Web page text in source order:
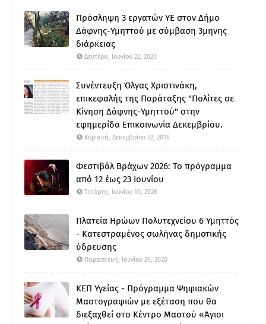
Πρόσληψη 3 εργατών ΥΕ στον Δήμο
Δάφνης-Υμηττού με σύμβαση 3μηνης
διάρκειας
Δευτέρα, Ιουνίου 22, 2020
Συνέντευξη Όλγας Χριστινάκη,
επικεφαλής της Παράταξης "Πολίτες σε
Κίνηση Δάφνης-Υμηττού" στην
εφημερίδα Επικοινωνία Δεκεμβρίου.
Κυριακή, Δεκεμβρίου 22, 2019
Φεστιβάλ Βράχων 2026: Το πρόγραμμα
από 12 έως 23 Ιουνίου
Τετάρτη, Ιουνίου 10, 2026
Πλατεία Ηρώων Πολυτεχνείου 6 Υμηττός
- Κατεστραμένος σωλήνας δημοτικής
ύδρευσης
Παρασκευή, Ιουνίου 26, 2020
ΚΕΠ Υγείας - Πρόγραμμα Ψηφιακών
Μαστογραφιών με εξέταση που θα
διεξαχθεί στο Κέντρο Μαστού «Άγιοι